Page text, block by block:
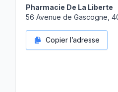
Pharmacie De La Liberte
56 Avenue de Gascogne,
Copier l’adresse